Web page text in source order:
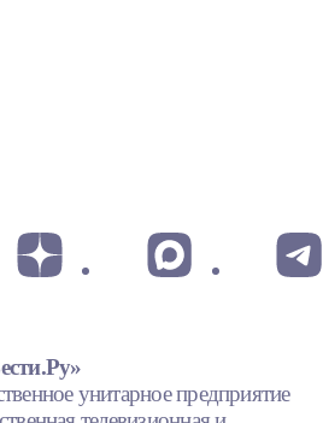
унитарное предприятие